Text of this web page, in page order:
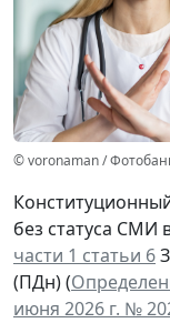
© voronaman /
без статуса СМИ
части 1 статьи 6
(ПДн) (
июня 2026 г. №